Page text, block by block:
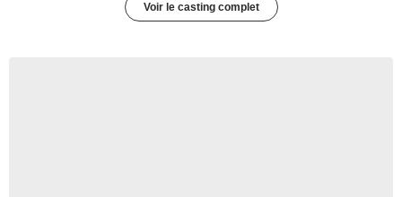
Voir le casting complet